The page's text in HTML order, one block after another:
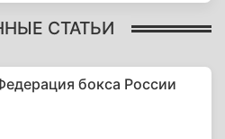
СТАТЬИ
бокса России